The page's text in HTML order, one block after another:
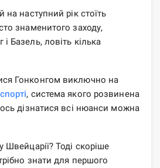
на наступний рік стоїть
знаменитого заходу,
Базель, ловіть кілька
Гонконгом виключно на
, система якого розвинена
дізнатися всі нюанси можна
Тоді скоріше
знати для першого